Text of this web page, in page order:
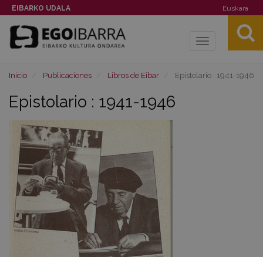
EIBARKO UDALA Euskara
Toggle
Inicio Publicaciones Libros de Eibar Epistolario : 1941-1946
Epistolario : 1941-1946